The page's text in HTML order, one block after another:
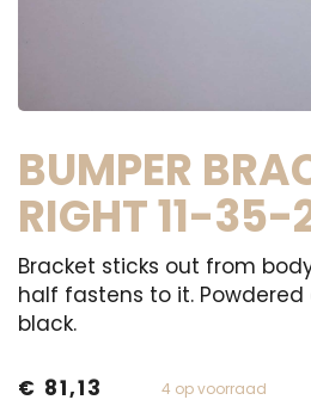
BUMPER
RIGHT 11-35-
Bracket sticks out from
half fastens to it.
black.
4 op voorraad
€ 81,13